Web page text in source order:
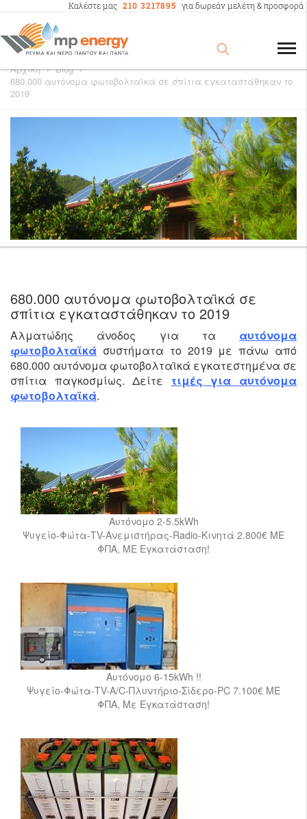
Καλέστε μας 210 3217895 για δωρεάν μελέτη & προσφορά
Αρχική › Blog ›
680.000 αυτόνομα φωτοβολταϊκά σε σπίτια εγκαταστάθηκαν το
2019
680.000 αυτόνομα φωτοβολταϊκά σε
σπίτια εγκαταστάθηκαν το 2019
Αλματώδης άνοδος για τα αυτόνομα
φωτοβολταϊκά συστήματα το 2019 με πάνω από
680.000 αυτόνομα φωτοβολταϊκά εγκατεστημένα σε
σπίτια παγκοσμίως. Δείτε τιμές για αυτόνομα
φωτοβολταϊκά.
Αυτόνομο 2-5.5kWh
Ψυγείο-Φώτα-TV-Ανεμιστήρας-Radio-Κινητά 2.800€ ME
ΦΠΑ, ΜΕ Εγκατάσταση!
Αυτόνομο 6-15kWh !!
Ψυγείο-Φώτα-TV-A/C-Πλυντήριο-Σίδερο-PC 7.100€ ΜΕ
ΦΠΑ, Με Εγκατάσταση!